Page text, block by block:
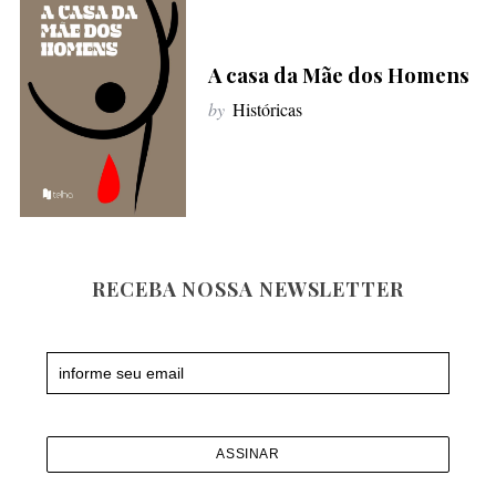
f
o
A casa da Mãe dos Homens
by Históricas
RECEBA NOSSA NEWSLETTER